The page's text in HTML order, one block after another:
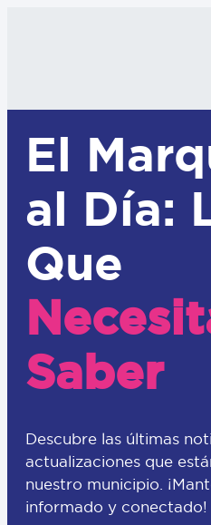
El
al Día:
Que
Saber
Descubre las últimas
actualizaciones que
nuestro municipio.
informado y conectado!